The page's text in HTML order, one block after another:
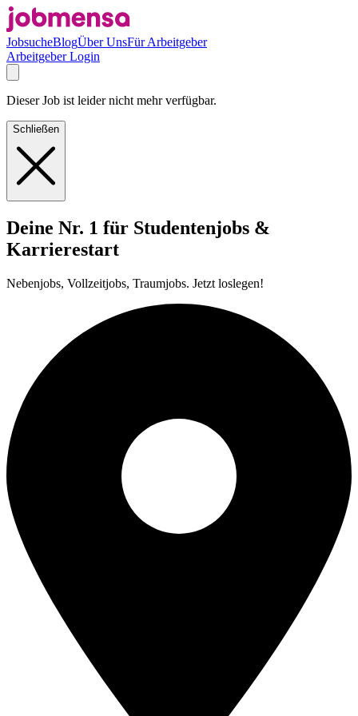
JobsucheBlogÜber UnsFür Arbeitgeber
Arbeitgeber Login
Dieser Job ist leider nicht mehr verfügbar.
Schließen
Deine Nr. 1 für Studentenjobs &
Karrierestart
Nebenjobs, Vollzeitjobs, Traumjobs. Jetzt loslegen!